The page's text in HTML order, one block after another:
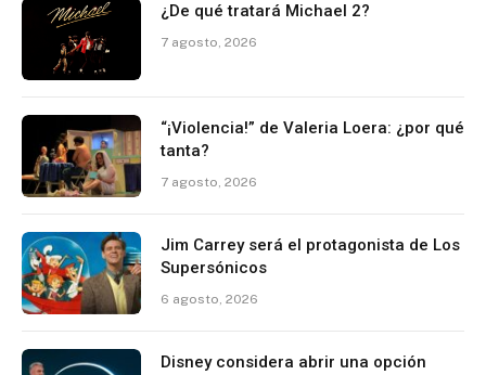
¿De qué tratará Michael 2?
7 agosto, 2026
“¡Violencia!” de Valeria Loera: ¿por qué
tanta?
7 agosto, 2026
Jim Carrey será el protagonista de Los
Supersónicos
6 agosto, 2026
Disney considera abrir una opción